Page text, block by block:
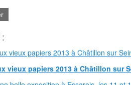
vieux papiers 2013 à Châtillon sur